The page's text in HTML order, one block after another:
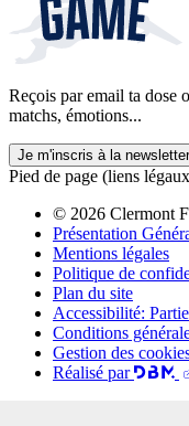
Reçois par email ta dose
matchs, émotions...
Je m'inscris à la newsletter
Pied de page (liens
© 2026 Clermont
Présentation
Mentions légales
Politique de
Plan du site
Accessibilité:
Conditions
Gestion des
Réalisé par